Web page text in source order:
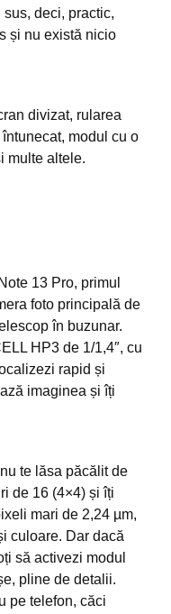
deci, practic,
și nu există nicio
divizat, rularea
modul cu o
multe altele.
13 Pro, primul
foto principală de
în buzunar.
HP3 de 1/1,4″, cu
rapid și
imaginea și îți
te lăsa păcălit de
de 16 (4×4) și îți
mari de 2,24 µm,
culoare. Dar dacă
să activezi modul
pline de detalii.
pe telefon, căci